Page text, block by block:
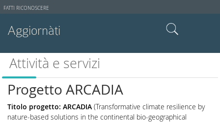
Strumenti
FATTI RICONOSCERE
Aggiornàti
Cerca nel sito
Ricerca avanzata…
Attività e servizi
Progetto ARCADIA
Titolo progetto: ARCADIA(Transformative climate resilience by
nature-based solutions in the continental bio-geographical